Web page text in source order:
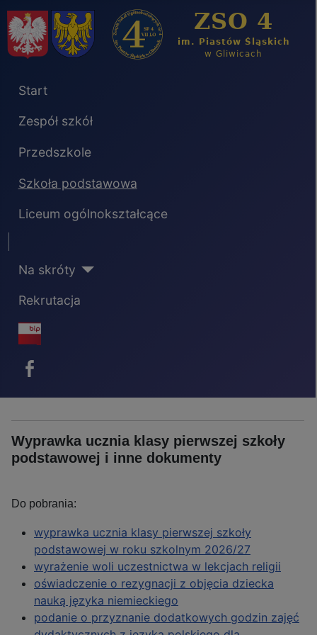
Start
Zespół szkół
Przedszkole
Szkoła podstawowa
Liceum ogólnokształcące
Na skróty
Rekrutacja
BIP - ikona
Wyprawka ucznia klasy pierwszej szkoły
podstawowej i inne dokumenty
Do pobrania:
wyprawka ucznia klasy pierwszej szkoły
podstawowej w roku szkolnym 2026/27
wyrażenie woli uczestnictwa w lekcjach religii
oświadczenie o rezygnacji z objęcia dziecka
nauką języka niemieckiego
podanie o przyznanie dodatkowych godzin zajęć